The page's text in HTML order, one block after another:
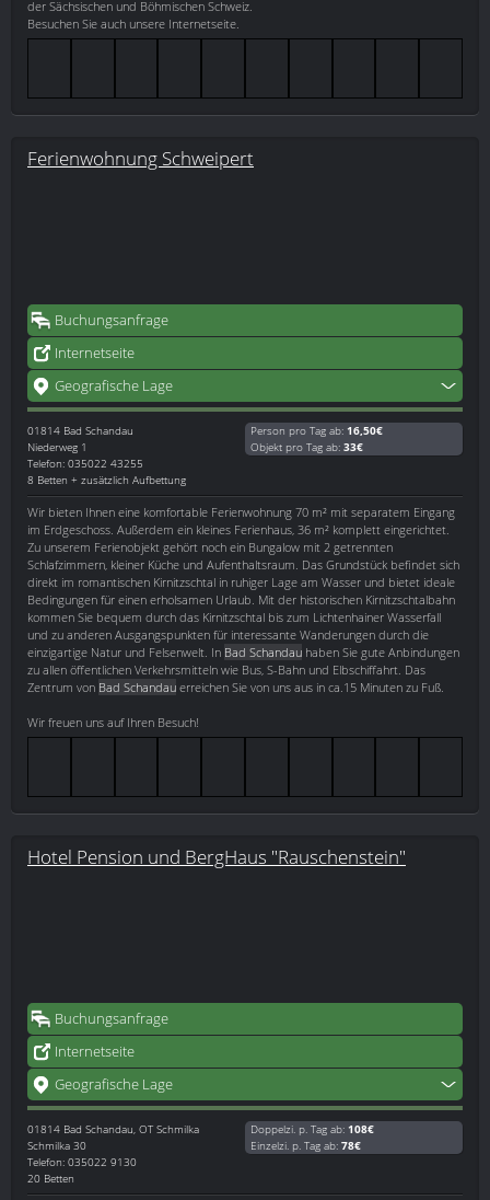
der Sächsischen und Böhmischen Schweiz.
Besuchen Sie auch unsere Internetseite.
Ferienwohnung Schweipert
Buchungsanfrage
Internetseite
Geografische Lage
01814 Bad Schandau
Niederweg 1
Telefon: 035022 43255
8 Betten + zusätzlich Aufbettung
Person pro Tag ab: 16,50€
Objekt pro Tag ab: 33€
Wir bieten Ihnen eine komfortable Ferienwohnung 70 m² mit separatem Eingang
im Erdgeschoss. Außerdem ein kleines Ferienhaus, 36 m² komplett eingerichtet.
Zu unserem Ferienobjekt gehört noch ein Bungalow mit 2 getrennten
Schlafzimmern, kleiner Küche und Aufenthaltsraum. Das Grundstück befindet sich
direkt im romantischen Kirnitzschtal in ruhiger Lage am Wasser und bietet ideale
Bedingungen für einen erholsamen Urlaub. Mit der historischen Kirnitzschtalbahn
kommen Sie bequem durch das Kirnitzschtal bis zum Lichtenhainer Wasserfall
und zu anderen Ausgangspunkten für interessante Wanderungen durch die
einzigartige Natur und Felsenwelt. In Bad Schandau haben Sie gute Anbindungen
zu allen öffentlichen Verkehrsmitteln wie Bus, S-Bahn und Elbschiffahrt. Das
Zentrum von Bad Schandau erreichen Sie von uns aus in ca.15 Minuten zu Fuß.
Wir freuen uns auf Ihren Besuch!
Hotel Pension und BergHaus "Rauschenstein"
Buchungsanfrage
Internetseite
Geografische Lage
01814 Bad Schandau, OT Schmilka
Schmilka 30
Telefon: 035022 9130
20 Betten
Doppelzi. p. Tag ab: 108€
Einzelzi. p. Tag ab: 78€